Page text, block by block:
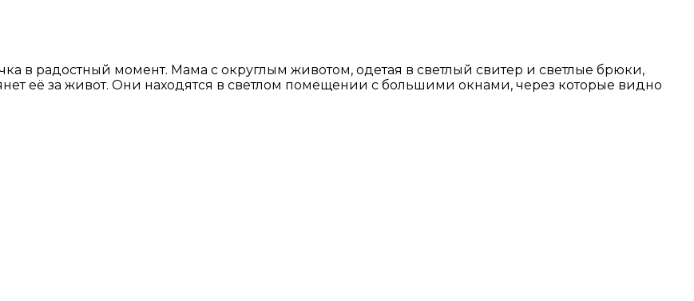
в радостный момент. Мама с округлым животом, одетая в светлый свитер и светлые брюки,
её за живот. Они находятся в светлом помещении с большими окнами, через которые видно